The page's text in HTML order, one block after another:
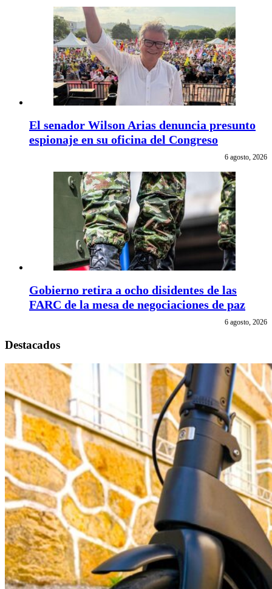
El senador Wilson Arias denuncia presunto
espionaje en su oficina del Congreso
6 agosto, 2026
Gobierno retira a ocho disidentes de las
FARC de la mesa de negociaciones de paz
6 agosto, 2026
Destacados